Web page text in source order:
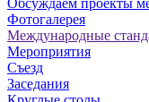
Обсуждаем проекты
Фотогалерея
Международные
Мероприятия
Съезд
Заседания